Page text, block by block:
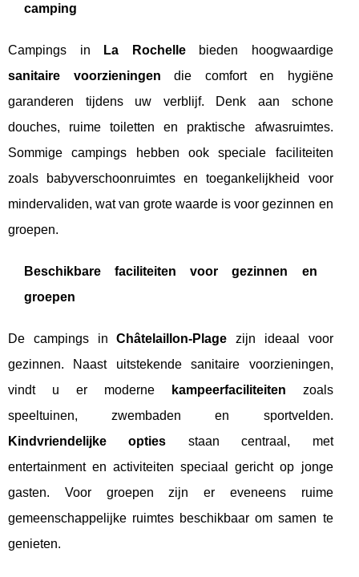
camping
Campings in La Rochellebieden hoogwaardige
sanitaire voorzieningen die comfort en hygiëne
garanderen tijdens uw verblijf. Denk aan schone
douches, ruime toiletten en praktische afwasruimtes.
Sommige campings hebben ook speciale faciliteiten
zoals babyverschoonruimtes en toegankelijkheid voor
mindervaliden, wat van grote waarde is voor gezinnen en
groepen.
Beschikbare faciliteiten voor gezinnen en
groepen
De campings inChâtelaillon-Plage zijn ideaal voor
gezinnen. Naast uitstekende sanitaire voorzieningen,
vindt u er moderne
kampeerfaciliteiten zoals
speeltuinen, zwembaden en sportvelden.
Kindvriendelijke opties staan centraal, met
entertainment en activiteiten speciaal gericht op jonge
gasten. Voor groepen zijn er eveneens ruime
gemeenschappelijke ruimtes beschikbaar om samen te
genieten.